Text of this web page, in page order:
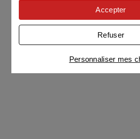
nous servons de cookies
contenus et personnaliser
Univers publicitaire:
nos partenaires des cookies
publicités personnalisées
Connaître notre politique cookies
partenaires
Personnaliser mes
Refuser
Accepter